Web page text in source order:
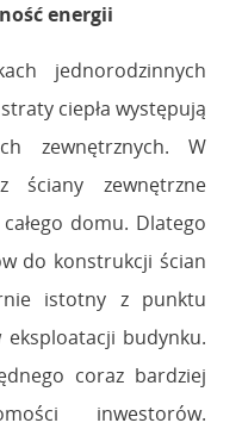
energii
jednorodzinnych
ciepła występują
zewnętrznych. W
ściany zewnętrzne
domu. Dlatego
do konstrukcji ścian
istotny z punktu
eksploatacji budynku.
coraz bardziej
inwestorów.